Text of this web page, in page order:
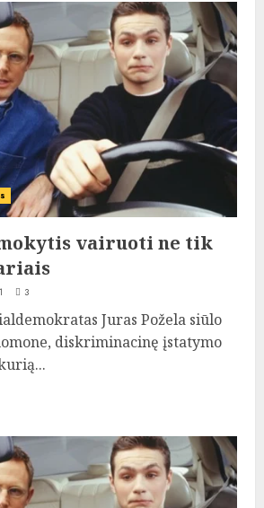
vairuoti ne tik
3
Juras Požela siūlo
diskriminacinę įstatymo